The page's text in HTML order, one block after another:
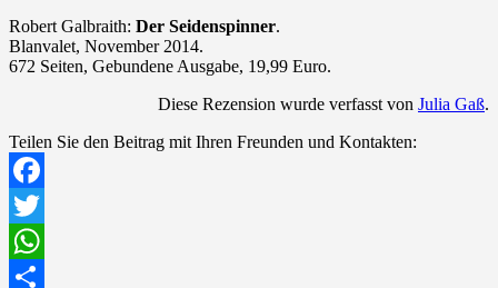
Robert Galbraith: Der Seidenspinner.
Blanvalet, November 2014.
672 Seiten, Gebundene Ausgabe, 19,99 Euro.
Diese Rezension wurde verfasst von Julia Gaß.
Teilen Sie den Beitrag mit Ihren Freunden und Kontakten:
Facebook
Twitter
WhatsApp